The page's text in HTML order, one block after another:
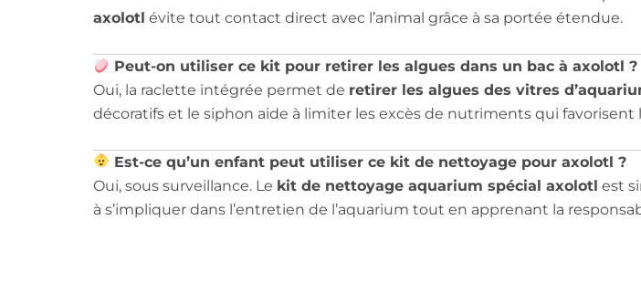
axolotl évite tout contact direct avec l’animal grâce à sa portée étendue.
Peut-on utiliser ce kit pour retirer les algues dans un bac à axolotl ?
Oui, la raclette intégrée permet de retirer les algues des vitres
décoratifs et le siphon aide à limiter les excès de nutriments qui favorisent
Est-ce qu’un enfant peut utiliser ce kit de nettoyage pour axolotl ?
Oui, sous surveillance. Le kit de nettoyage aquarium spécial axolotl est
à s’impliquer dans l’entretien de l’aquarium tout en apprenant la